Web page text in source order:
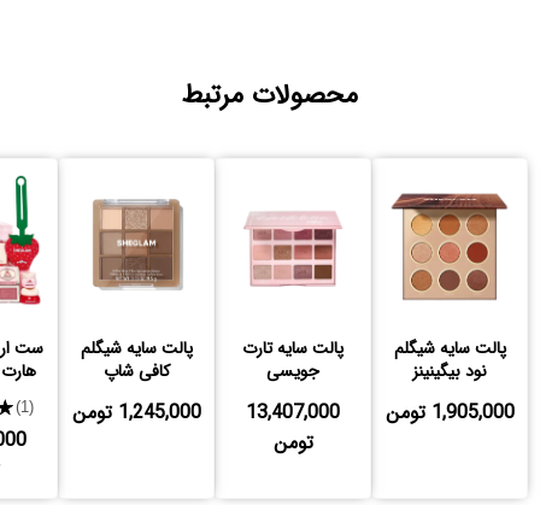
محصولات مرتبط
پالت سایه شیگلم
نود بیگینینز
1,905,000 تومن
پالت سایه تارت
جویسی
13,407,000
تومن
پالت سایه شیگلم
کافی شاپ
1,245,000 تومن
ست
(1)